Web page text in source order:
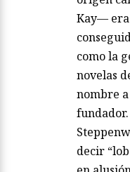
Kay—
como la
novelas
nombre
decir